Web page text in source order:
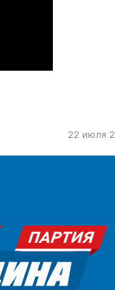
22 июля